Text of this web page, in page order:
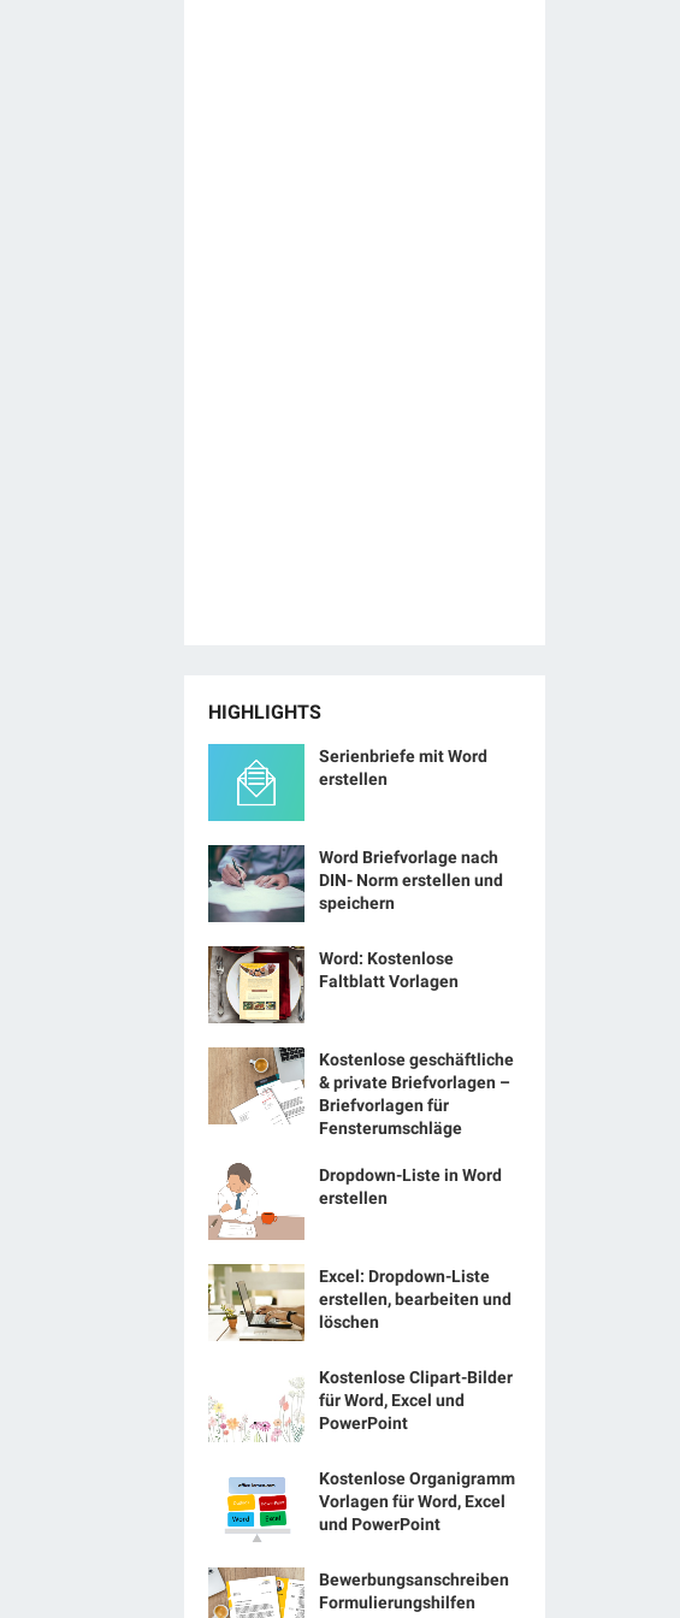
HIGHLIGHTS
Serienbriefe mit Word
erstellen
Word Briefvorlage nach
DIN- Norm erstellen und
speichern
Word: Kostenlose
Faltblatt Vorlagen
Kostenlose geschäftliche
& private Briefvorlagen –
Briefvorlagen für
Fensterumschläge
Dropdown-Liste in Word
erstellen
Excel: Dropdown-Liste
erstellen, bearbeiten und
löschen
Kostenlose Clipart-Bilder
für Word, Excel und
PowerPoint
Kostenlose Organigramm
Vorlagen für Word, Excel
und PowerPoint
Bewerbungsanschreiben
Formulierungshilfen